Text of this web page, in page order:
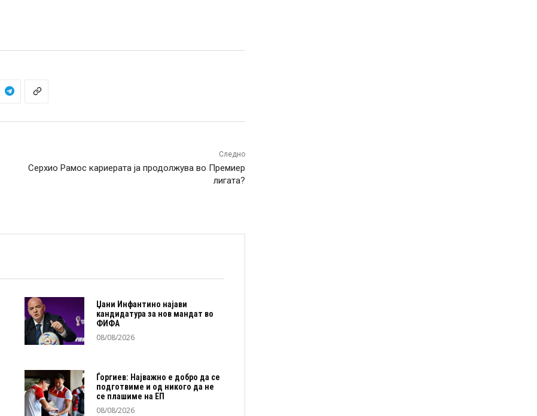
Следно
Серхио Рамос кариерата ја продолжува во Премиер
лигата?
Џани Инфантино најави
кандидатура за нов мандат во
ФИФА
08/08/2026
Ѓоргиев: Најважно е добро да се
подготвиме и од никого да не
се плашиме на ЕП
08/08/2026